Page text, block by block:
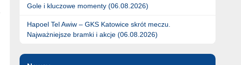
Gole i kluczowe momenty (06.08.2026)
Hapoel Tel Awiw – GKS Katowice skrót meczu.
Najważniejsze bramki i akcje (06.08.2026)